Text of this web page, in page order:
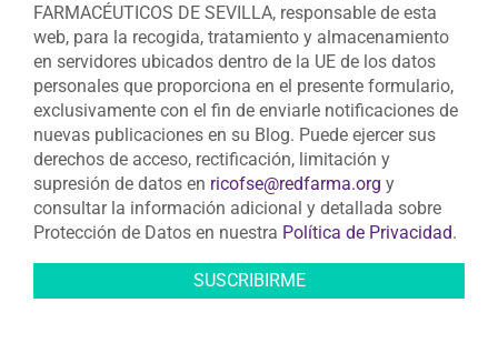
FARMACÉUTICOS DE SEVILLA, responsable de esta
web, para la recogida, tratamiento y almacenamiento
en servidores ubicados dentro de la UE de los datos
personales que proporciona en el presente formulario,
exclusivamente con el fin de enviarle notificaciones de
nuevas publicaciones en su Blog. Puede ejercer sus
derechos de acceso, rectificación, limitación y
supresión de datos en ricofse@redfarma.org y
consultar la información adicional y detallada sobre
Protección de Datos en nuestra Política de Privacidad.